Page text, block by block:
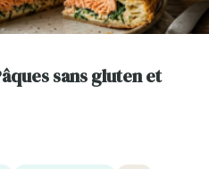
sans gluten et